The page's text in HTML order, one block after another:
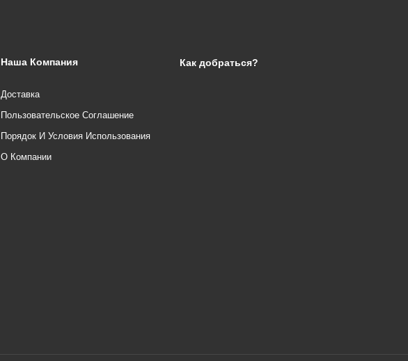
Наша Компания
Доставка
Пользовательское Соглашение
Порядок И Условия Использования
О Компании
Как добраться?